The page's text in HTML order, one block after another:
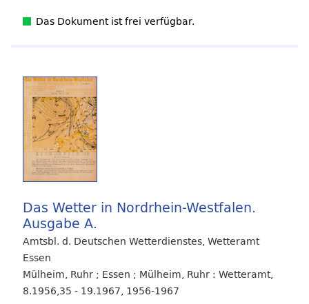
Das Dokument ist frei verfügbar.
Das Wetter in Nordrhein-Westfalen.
Ausgabe A.
Amtsbl. d. Deutschen Wetterdienstes, Wetteramt
Essen
Mülheim, Ruhr ; Essen ; Mülheim, Ruhr : Wetteramt,
8.1956,35 - 19.1967, 1956-1967